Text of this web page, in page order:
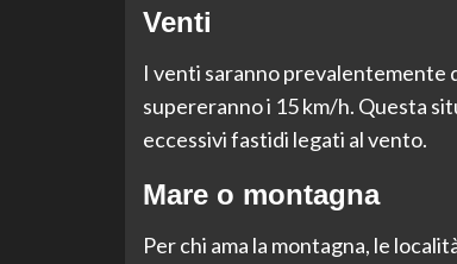
Venti
I venti saranno prevalentemente
supereranno i 15 km/h. Questa
eccessivi fastidi legati al vento.
Mare o montagna
Per chi ama la montagna, le